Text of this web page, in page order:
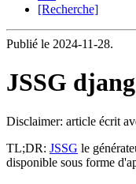
[Recherche]
Publié le 2024-11-28.
JSSG
Disclaimer: article écrit
TL;DR: JSSG le
disponible sous forme